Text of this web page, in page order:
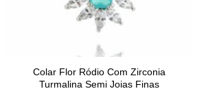
Colar Flor Ródio Com Zirconia
Turmalina Semi Joias Finas